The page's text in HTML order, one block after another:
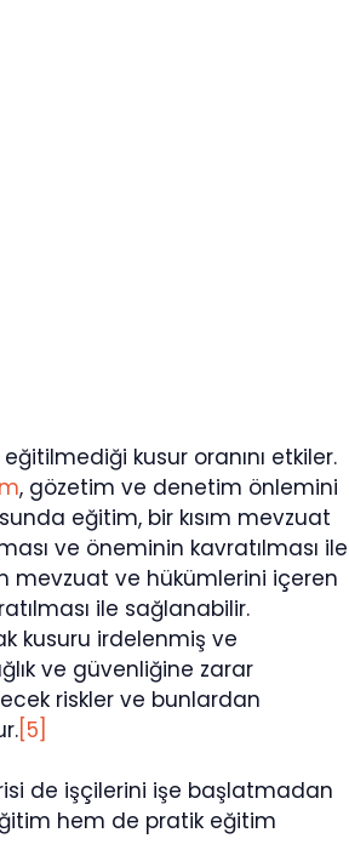
kusur oranını etkiler.
, gözetim ve denetim önlemini
eğitim, bir kısım mevzuat
ve öneminin kavratılması ile
mevzuat ve hükümlerini içeren
ile sağlanabilir.
kusuru irdelenmiş ve
ve güvenliğine zarar
riskler ve bunlardan
[5]
de işçilerini işe başlatmadan
hem de pratik eğitim